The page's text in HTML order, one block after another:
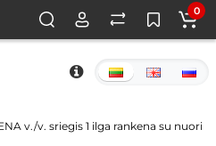
0
v./v. sriegis 1 ilga rankena su